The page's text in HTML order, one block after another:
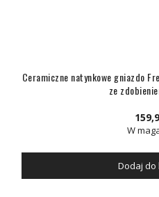
Ceramiczne natynkowe gniazdo
ze
W
Dodaj do